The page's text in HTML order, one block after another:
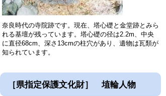
奈良時代の寺院跡です。現在、塔心礎と金堂跡とみら
れる基壇が残っています。塔心礎の径は2.2m、中央
に直径68cm、深さ13cmの柱穴があり、遺物は瓦類が
知られています。
［県指定保護文化財］ 埴輪人物